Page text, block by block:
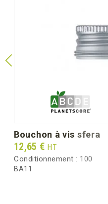
bouchon à vis sfera
Prix
12,65 € HT
Conditionnement : 100
BA11